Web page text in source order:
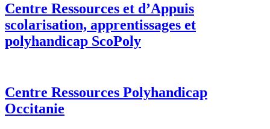
Centre Ressources et d’Appuis
scolarisation, apprentissages et
polyhandicap ScoPoly
Centre Ressources Polyhandicap
Occitanie